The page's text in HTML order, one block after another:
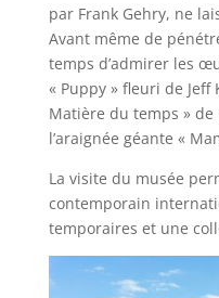
par Frank Gehry, ne
Avant même de
temps d’admirer les
« Puppy » fleuri de Jeff
Matière du temps » de
l’araignée géante «
La visite du musée
contemporain
temporaires et une